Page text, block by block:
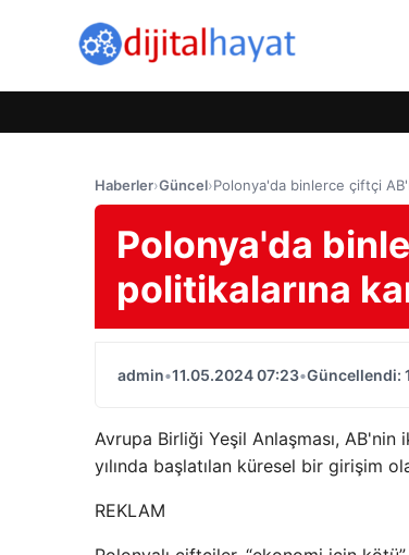
Haberler›Güncel›Polonya'da binlerce çiftçi
Polonya'da
politikalarına
admin•11.05.2024 07:23•Güncellendi:
Avrupa Birliği Yeşil Anlaşması,
yılında başlatılan küresel bir girişim
REKLAM